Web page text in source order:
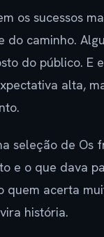
os sucessos
caminho.
do público. E
alta,
seleção de Os
e o que dava
acerta
história.